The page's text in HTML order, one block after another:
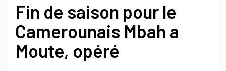
Fin de saison pour le
Camerounais Mbah a
Moute, opéré